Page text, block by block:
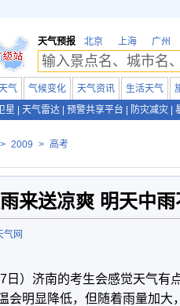
天气预报 北京 上海 广州
气 气候变化 天气资讯 生活天气
星 天气雷达 预警共享平台 防灾减灾
> 2009 > 高考
来送凉爽 明天中
气网
日）济南的考生会感觉天气有
会明显降低，但随着雨量加大